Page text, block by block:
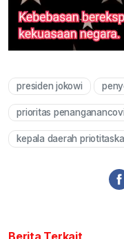
presiden jokowi
prioritas
kepala daerah